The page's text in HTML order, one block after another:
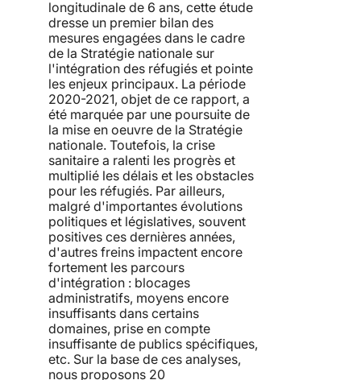
longitudinale de 6 ans, cette étude
dresse un premier bilan des
mesures engagées dans le cadre
de la Stratégie nationale sur
l'intégration des réfugiés et pointe
les enjeux principaux. La période
2020-2021, objet de ce rapport, a
été marquée par une poursuite de
la mise en oeuvre de la Stratégie
nationale. Toutefois, la crise
sanitaire a ralenti les progrès et
multiplié les délais et les obstacles
pour les réfugiés. Par ailleurs,
malgré d'importantes évolutions
politiques et législatives, souvent
positives ces dernières années,
d'autres freins impactent encore
fortement les parcours
d'intégration : blocages
administratifs, moyens encore
insuffisants dans certains
domaines, prise en compte
insuffisante de publics spécifiques,
etc. Sur la base de ces analyses,
nous proposons 20